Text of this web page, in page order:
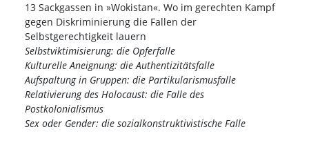
13 Sackgassen in »Wokistan«. Wo im gerechten Kampf
gegen Diskriminierung die Fallen der
Selbstgerechtigkeit lauern
Selbstviktimisierung: die Opferfalle
Kulturelle Aneignung: die Authentizitätsfalle
Aufspaltung in Gruppen: die Partikularismusfalle
Relativierung des Holocaust: die Falle des
Postkolonialismus
Sex oder Gender: die sozialkonstruktivistische Falle